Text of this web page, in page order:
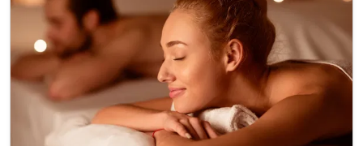
inkl. Saunalandschaft mit drei Saunen im Hotel
inkl. Ruheraum mit Panorama-Fenster
inkl. Wlan Nutzung im Hotel